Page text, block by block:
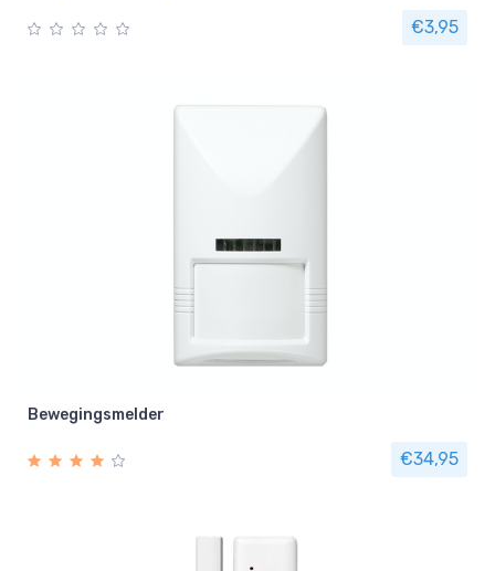
€3,95
Bewegingsmelder
€34,95